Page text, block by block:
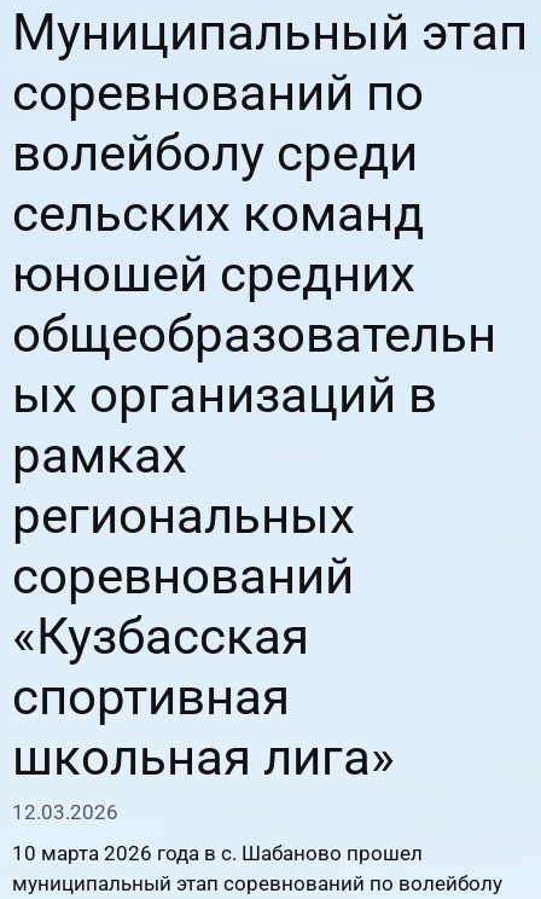
Муниципальный этап
соревнований по
волейболу среди
сельских команд
юношей средних
общеобразовательн
ых организаций в
рамках
региональных
соревнований
«Кузбасская
спортивная
школьная лига»
12.03.2026
10 марта 2026 года в с. Шабаново прошел
муниципальный этап соревнований по волейболу